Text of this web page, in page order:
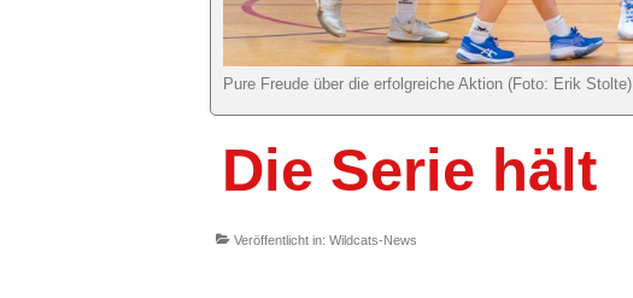
Pure Freude über die erfolgreiche Aktion (Foto: Erik Stolte)
Die Serie hält
Veröffentlicht in: Wildcats-News